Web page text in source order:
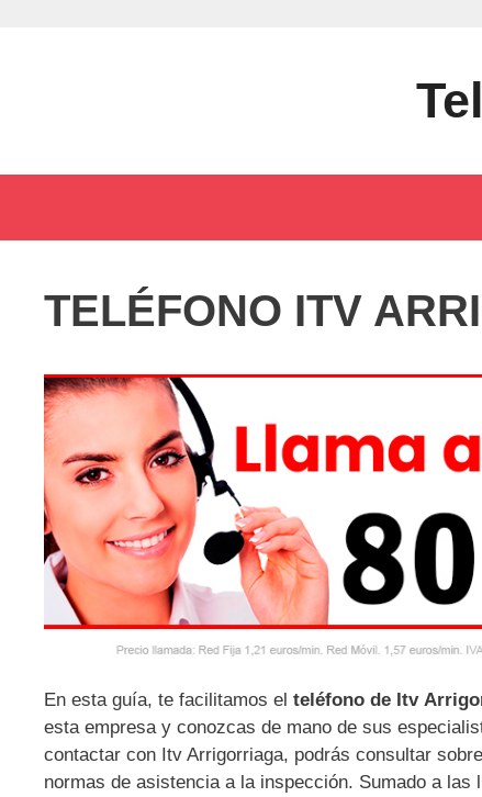
TELÉFONO ITV
En esta guía, te facilitamos el teléfono de Itv
esta empresa y conozcas de mano de sus
contactar con Itv Arrigorriaga, podrás consultar
normas de asistencia a la inspección. Sumado a